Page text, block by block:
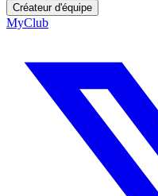
Créateur d'équipe
MyClub